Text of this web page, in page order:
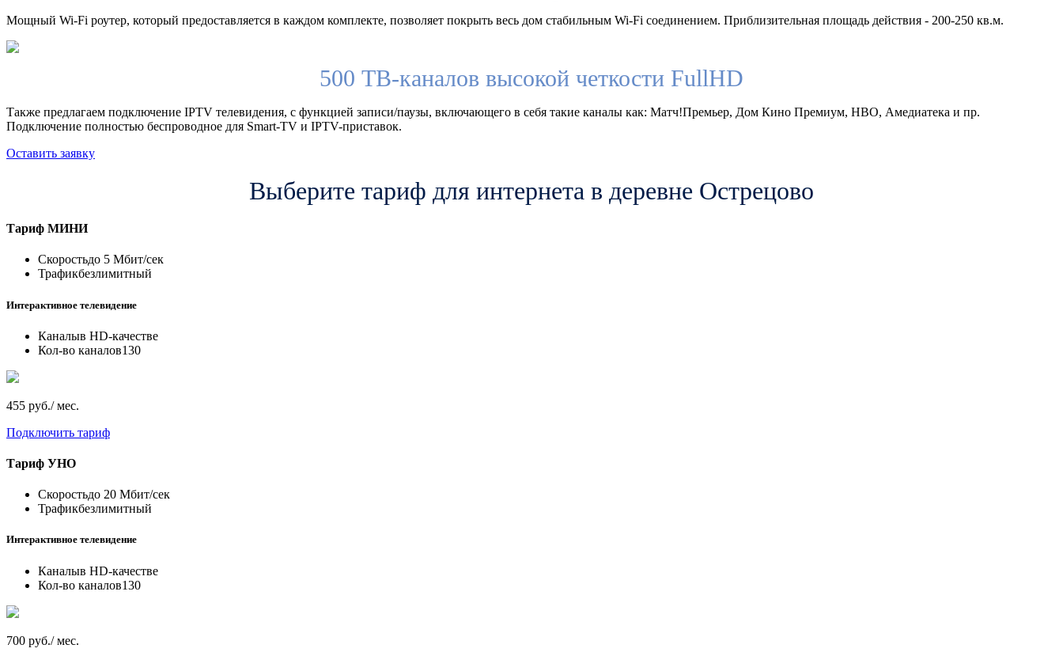
Мощный Wi-Fi роутер, который предоставляется в каждом комплекте, позволяет покрыть весь дом стабильным Wi-Fi соединением. Приблизительная площадь действия - 200-250 кв.м.
500 ТВ-каналов высокой четкости FullHD
Также предлагаем подключение IPTV телевидения, с функцией записи/паузы, включающего в себя такие каналы как: Матч!Премьер, Дом Кино Премиум, HBO, Амедиатека и пр.
Подключение полностью беспроводное для Smart-TV и IPTV-приставок.
Оставить заявку
Выберите тариф для интернета в деревне Острецово
Тариф МИНИ
Скоростьдо 5 Мбит/сек
Трафикбезлимитный
Интерактивное телевидение
Каналыв HD-качестве
Кол-во каналов130
455 руб./ мес.
Подключить тариф
Тариф УНО
Скоростьдо 20 Мбит/сек
Трафикбезлимитный
Интерактивное телевидение
Каналыв HD-качестве
Кол-во каналов130
700 руб./ мес.